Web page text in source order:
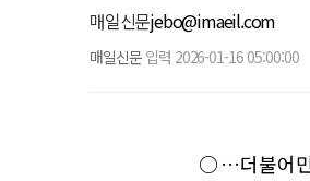
매일신문jebo@imaeil.com
매일신문 입력 2026-01-16 05:00:00
○…더불어민